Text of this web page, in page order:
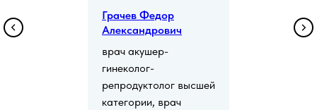
Грачев Федор
Александрович
врач акушер-
гинеколог-
репродуктолог высшей
категории, врач